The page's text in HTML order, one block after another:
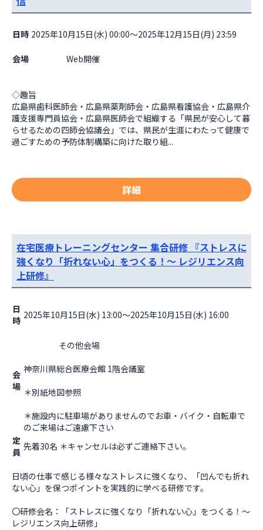
日時 2025年10月15日(水) 00:00～2025年12月15日(月) 23:59
会場
◇趣旨
広島県歯科医師会・広島県薬剤師会・広島県看護協会・広島県介
護支援専門員協会・広島県医師会で組織する「県民が安心して暮
らせるための四師会協議会」では、県民が生涯にわたって健康で
過ごすための予防体制構築に向けた取り組...
詳細
在宅医療トレーニングセンター 集合研修 『ストレスに
強くなり「折れない心」をつくる！～ レジリエンス向
上研修』
日
時 2025年10月15日(水) 13:00～2025年10月15日(水) 16:00
会
場
神奈川県総合医療会館 1階会議室
＊別紙地図参照
＊施設内に駐車場がありませんのでお車・バイク・自転車で
のご来場はご遠慮下さい
定
員 先着30名 ＊キャンセルは必ずご連絡下さい。
日頃の仕事で感じる様々なストレスに強くなり、「凹んでも折れ
ない心」を保つポイントを実践的に学べる研修です。
〇研修会名：「ストレスに強くなり「折れない心」をつくる！～
レジリエンス向上研修」